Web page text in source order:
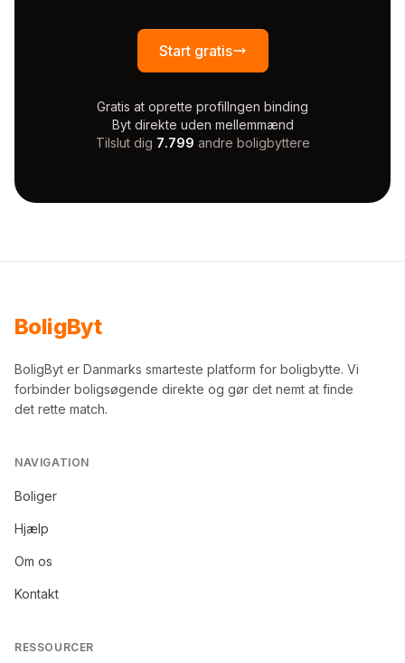
Start gratis
Gratis at oprette profilIngen binding
Byt direkte uden mellemmænd
Tilslut dig 7.799 andre boligbyttere
BoligByt
BoligByt er Danmarks smarteste platform for boligbytte. Vi
forbinder boligsøgende direkte og gør det nemt at finde
det rette match.
NAVIGATION
Boliger
Hjælp
Om os
Kontakt
RESSOURCER